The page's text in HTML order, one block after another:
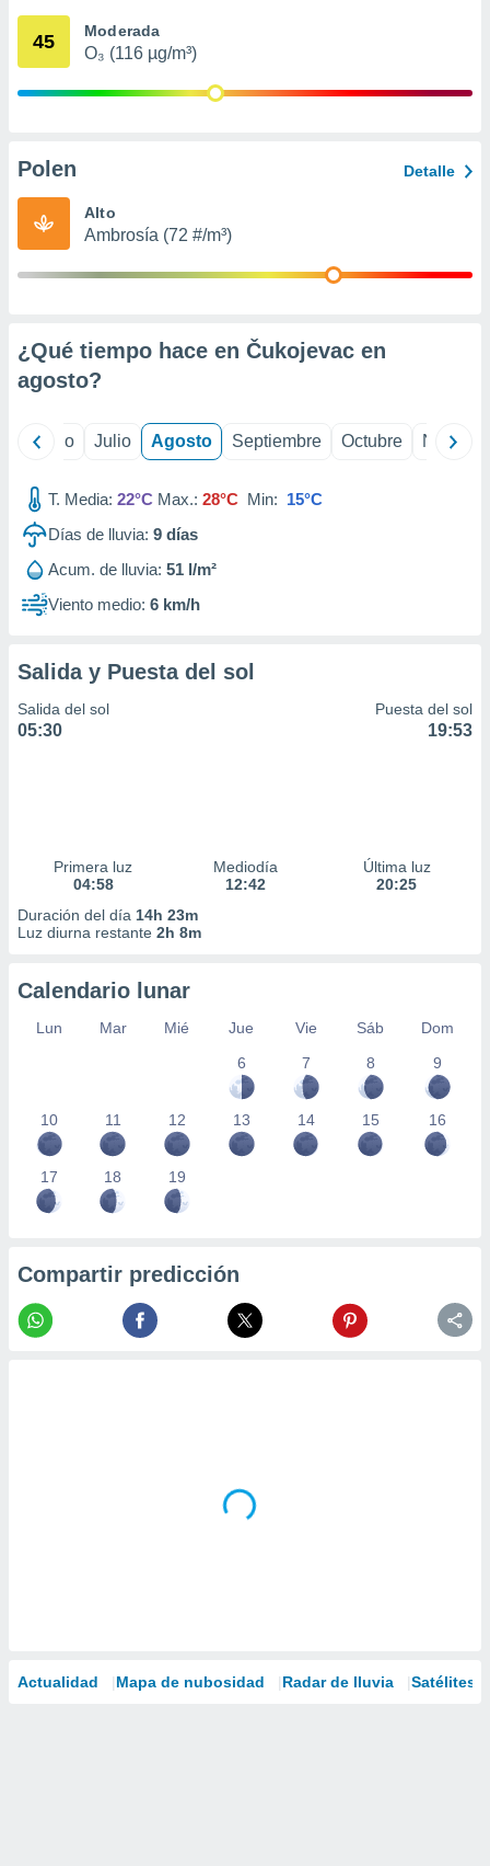
mediante
publicidad
de
45 Moderada
O₃ (116 µg/m³)
Polen Detalle
Alto
Ambrosía (72 #/m³)
¿Qué tiempo hace en Čukojevac en
agosto?
Junio Julio Agosto Septiembre Octubre
T. Media: 22°C Max.: 28°C Min: 15°C
Días de lluvia: 9 días
Acum. de lluvia: 51 l/m²
Viento medio: 6 km/h
Salida y Puesta del sol
Salida del sol
05:30
Puesta del sol
19:53
Primera luz
04:58
Mediodía
12:42
Última luz
20:25
Duración del día 14h 23m
Luz diurna restante 2h 8m
Calendario lunar
Lun Mar Mié Jue Vie Sáb
Dom
6
7 8 9
10 11 12 13 14 15 16
17 18 19
Compartir predicción
Actualidad Mapa de nubosidad Radar de lluvia Satélites